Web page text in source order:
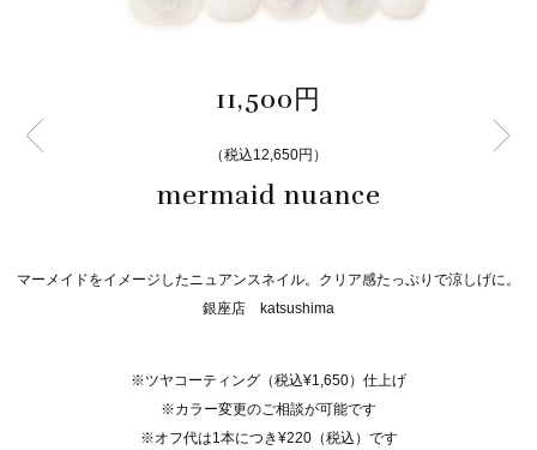
11,500円
（税込12,650円）
mermaid nuance
マーメイドをイメージしたニュアンスネイル。クリア感たっぷりで涼しげに。
銀座店 katsushima
※ツヤコーティング（税込¥1,650）仕上げ
※カラー変更のご相談が可能です
※オフ代は1本につき¥220（税込）です